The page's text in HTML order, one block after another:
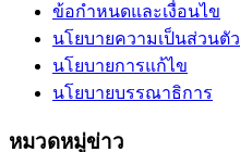
ข้อกำหนดและเงื่อนไข
นโยบายความเป็นส่วนตัว
นโยบายการแก้ไข
นโยบายบรรณาธิการ
หมวดหมู่ข่าว